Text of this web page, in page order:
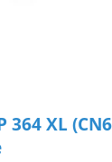
364 XL